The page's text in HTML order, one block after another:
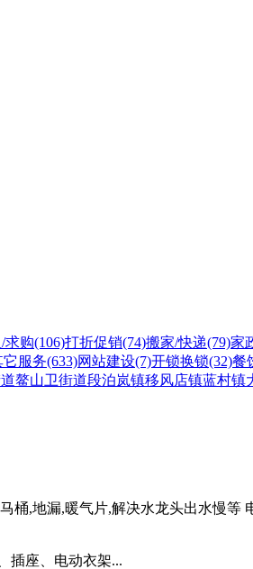
求购(106)打折促销(74)搬家/快递(79)家
它服务(633)网站建设(7)开锁换锁(32)餐
鳌山卫街道段泊岚镇移风店镇蓝村镇
桶,地漏,暖气片,解决水龙头出水慢等
插座、电动衣架...